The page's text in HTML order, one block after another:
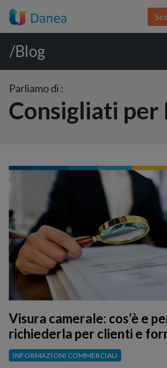
/Blog
Parliamo di :
Consigliati per
Visura camerale: cos’è e
richiederla per clienti e
INFORMAZIONI COMMERCIALI